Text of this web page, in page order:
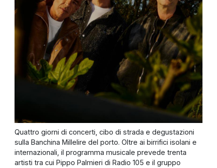
Quattro giorni di concerti, cibo di strada e degustazioni
sulla Banchina Millelire del porto. Oltre ai birrifici isolani e
internazionali, il programma musicale prevede trenta
artisti tra cui Pippo Palmieri di Radio 105 e il gruppo